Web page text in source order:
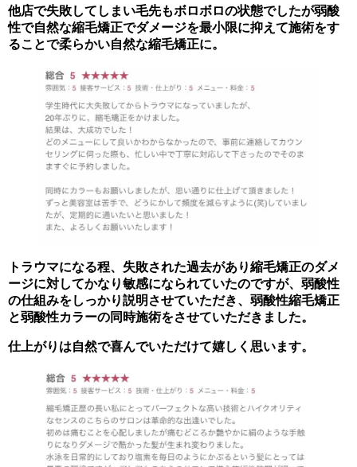
他店で失敗してしまい毛先もボロボロの状態でしたが弱酸
性で自然な縮毛矯正でダメージを最小限に抑えて施術をす
ることで柔らかい自然な縮毛矯正に。
トラウマになる程、失敗された過去があり縮毛矯正のダメ
ージに対してかなり敏感になられていたのですが、弱酸性
の仕組みをしっかり説明させていただき、弱酸性縮毛矯正
と弱酸性カラーの同時施術をさせていただきました。
仕上がりは自然で喜んでいただけて嬉しく思います。